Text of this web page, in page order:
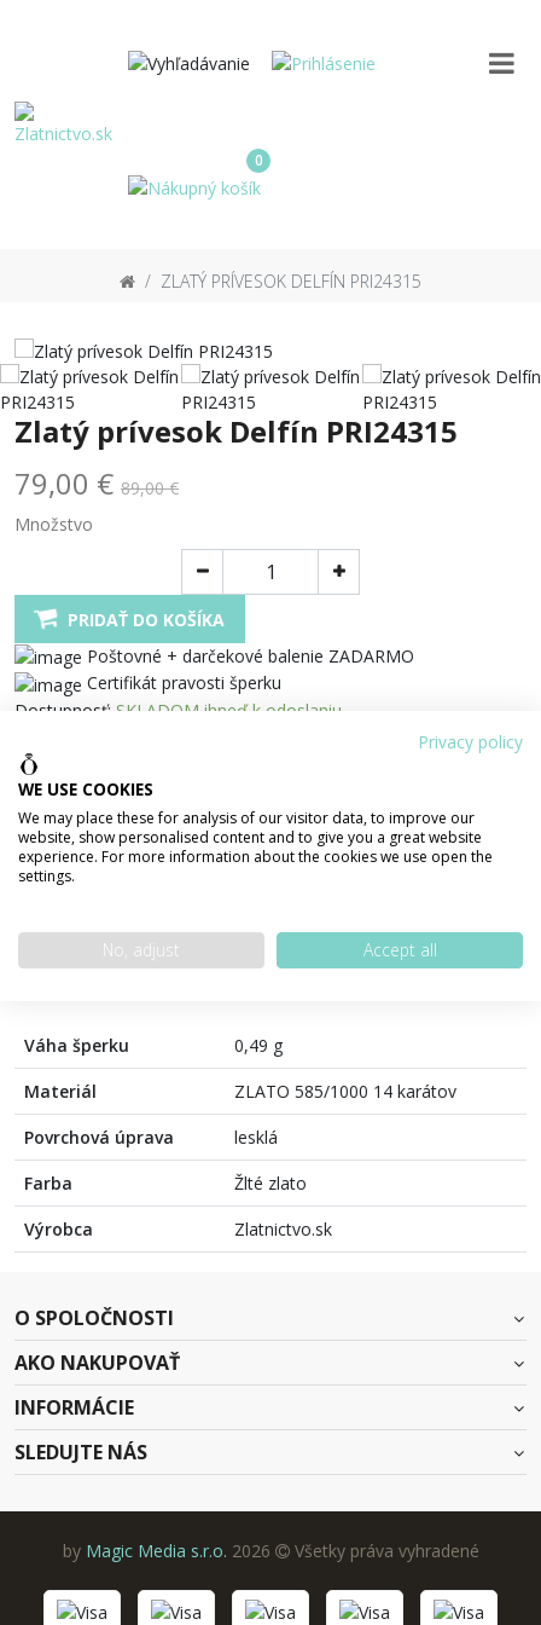
0
ZLATÝ PRÍVESOK DELFÍN PRI24315
Zlatý prívesok Delfín PRI24315
79,00 € 89,00 €
Množstvo
PRIDAŤ DO KOŠÍKA
Poštovné + darčekové balenie ZADARMO
Certifikát pravosti šperku
Dostupnosť: SKLADOM ihneď k odoslaniu
Zdielať
100% bezpečná platba
PODROBNOSTI O PRODUKTE POPIS PRODUKTU
Váha šperku
0,49 g
Materiál
ZLATO 585/1000 14 karátov
Povrchová úprava
lesklá
Farba
Žlté zlato
Výrobca
Zlatnictvo.sk
O SPOLOČNOSTI
AKO NAKUPOVAŤ
INFORMÁCIE
SLEDUJTE NÁS
by Magic Media s.r.o. 2026 Všetky práva vyhradené
Privacy policy
WE USE COOKIES
We may place these for analysis of our visitor data, to improve our
website, show personalised content and to give you a great website
experience. For more information about the cookies we use open the
settings.
No, adjust Accept all